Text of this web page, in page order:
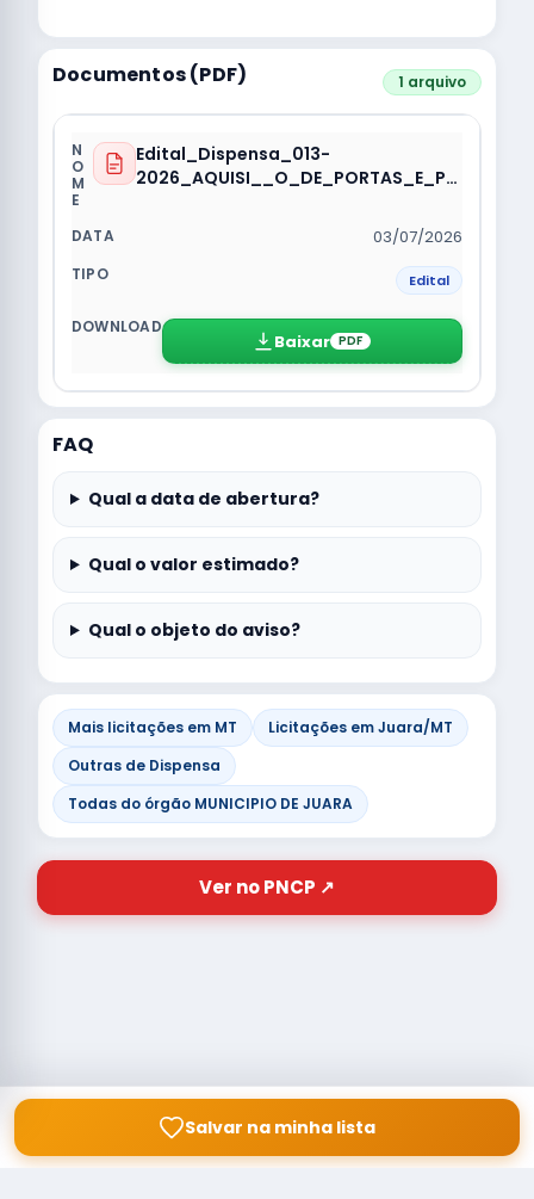
Documentos (PDF) 1 arquivo
Edital_Dispensa_013-
2026_AQUISI__O_DE_PORTAS_E_PO
03/07/2026
Edital
Baixar PDF
FAQ
Qual a data de abertura?
Qual o valor estimado?
Qual o objeto do aviso?
Mais licitações em MT
Licitações em Juara/MT
Outras de Dispensa
Todas do órgão MUNICIPIO DE JUARA
Ver no PNCP ↗
Salvar na minha lista